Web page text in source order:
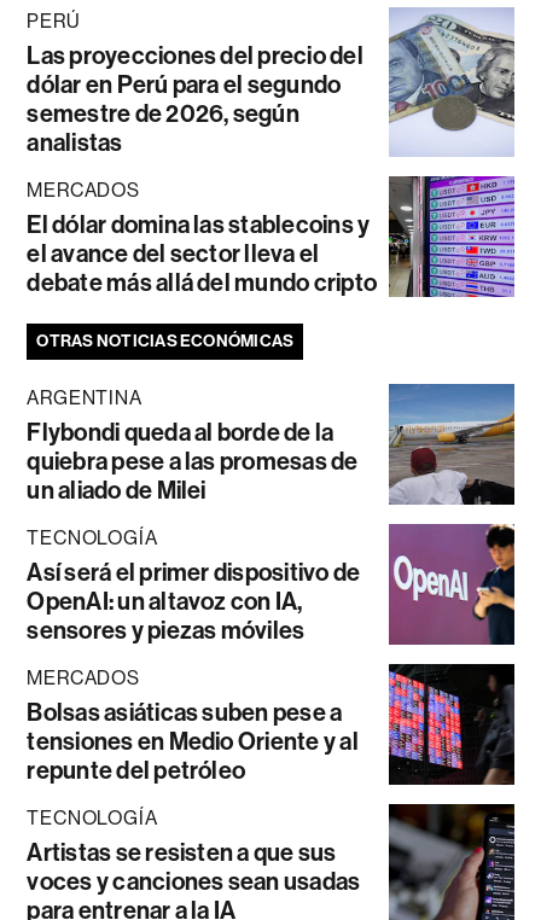
PERÚ
Las proyecciones del precio del
dólar en Perú para el segundo
semestre de 2026, según
analistas
MERCADOS
El dólar domina las stablecoins y
el avance del sector lleva el
debate más allá del mundo cripto
OTRAS NOTICIAS ECONÓMICAS
ARGENTINA
Flybondi queda al borde de la
quiebra pese a las promesas de
un aliado de Milei
TECNOLOGÍA
Así será el primer dispositivo de
OpenAI: un altavoz con IA,
sensores y piezas móviles
MERCADOS
Bolsas asiáticas suben pese a
tensiones en Medio Oriente y al
repunte del petróleo
TECNOLOGÍA
Artistas se resisten a que sus
voces y canciones sean usadas
para entrenar a la IA